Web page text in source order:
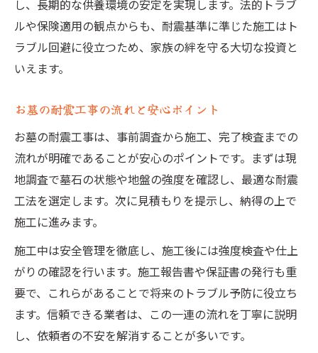
し、長期的な供養環境の安定を実現します。法的トラブ
ルや保険適用の観点からも、耐震基準に準じた施工はト
ラブル回避に役立つため、家族の絆を守る大切な投資と
いえます。
お墓の耐震工事の流れと安心ポイント
お墓の耐震工事は、事前調査から施工、完了検査までの
流れが明確であることが安心のポイントです。まずは現
地調査で墓石の状態や地盤の強度を確認し、最適な耐震
工法を選定します。次に見積もりを提示し、納得の上で
施工に進みます。
施工中は安全管理を徹底し、施工後には強度検査や仕上
がりの確認を行います。施工報告書や保証書の発行も重
要で、これらがあることで将来のトラブル予防に役立ち
ます。信頼できる業者は、この一連の流れを丁寧に説明
し、依頼者の不安を解消することが多いです。